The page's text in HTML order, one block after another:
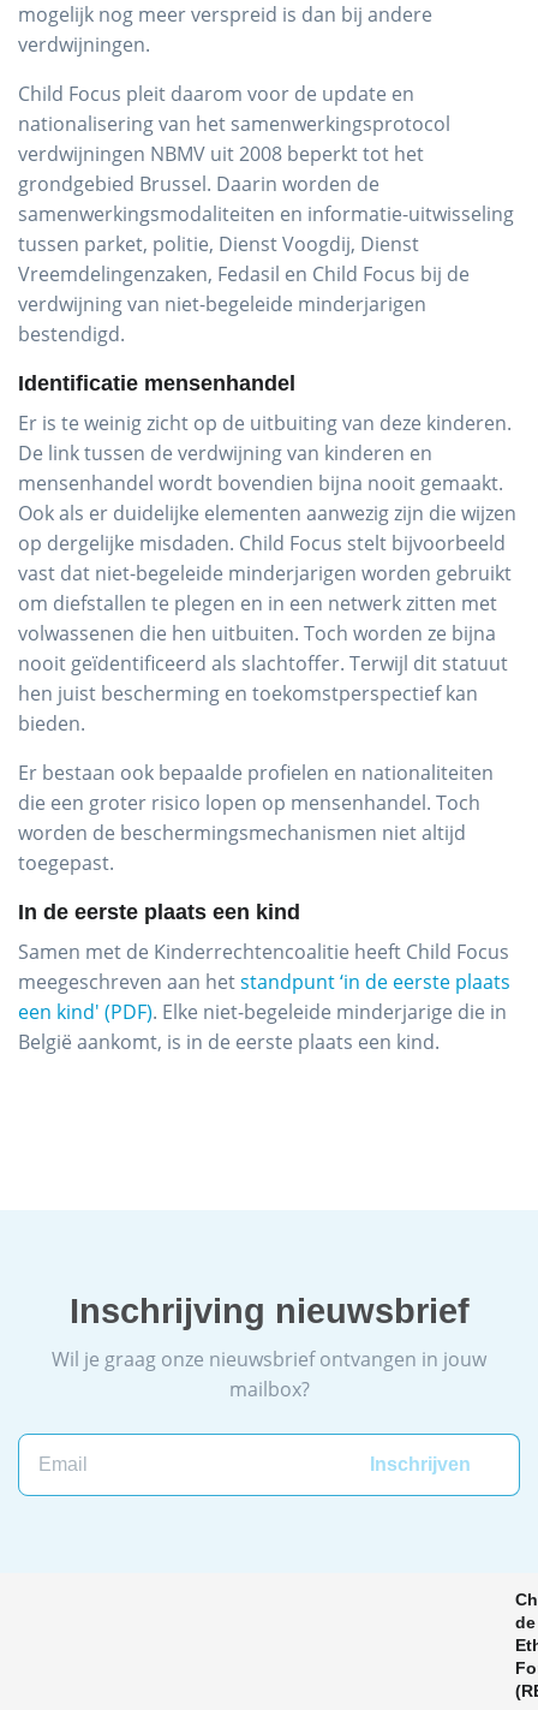
mogelijk nog meer verspreid is dan bij andere
verdwijningen.
Child Focus pleit daarom voor de update en
nationalisering van het samenwerkingsprotocol
verdwijningen NBMV uit 2008 beperkt tot het
grondgebied Brussel. Daarin worden de
samenwerkingsmodaliteiten en informatie-uitwisseling
tussen parket, politie, Dienst Voogdij, Dienst
Vreemdelingenzaken, Fedasil en Child Focus bij de
verdwijning van niet-begeleide minderjarigen
bestendigd.
Identificatie mensenhandel
Er is te weinig zicht op de uitbuiting van deze kinderen.
De link tussen de verdwijning van kinderen en
mensenhandel wordt bovendien bijna nooit gemaakt.
Ook als er duidelijke elementen aanwezig zijn die wijzen
op dergelijke misdaden. Child Focus stelt bijvoorbeeld
vast dat niet-begeleide minderjarigen worden gebruikt
om diefstallen te plegen en in een netwerk zitten met
volwassenen die hen uitbuiten. Toch worden ze bijna
nooit geïdentificeerd als slachtoffer. Terwijl dit statuut
hen juist bescherming en toekomstperspectief kan
bieden.
Er bestaan ook bepaalde profielen en nationaliteiten
die een groter risico lopen op mensenhandel. Toch
worden de beschermingsmechanismen niet altijd
toegepast.
In de eerste plaats een kind
Samen met de Kinderrechtencoalitie heeft Child Focus
meegeschreven aan hetstandpunt ‘in de eerste plaats
een kind' (PDF). Elke niet-begeleide minderjarige die in
België aankomt, is in de eerste plaats een kind.
Inschrijving nieuwsbrief
Wil je graag onze nieuwsbrief ontvangen in jouw
mailbox?
Email